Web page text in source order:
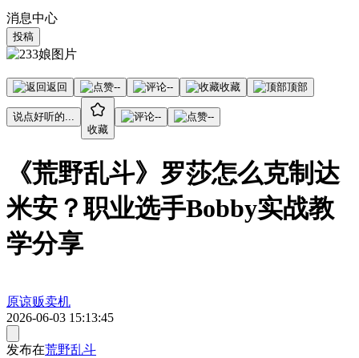
消息中心
投稿
返回 -- -- 收藏 顶部
说点好听的...
收藏
-- --
《荒野乱斗》罗莎怎么克制达
米安？职业选手Bobby实战教
学分享
原谅贩卖机
2026-06-03 15:13:45
发布在荒野乱斗